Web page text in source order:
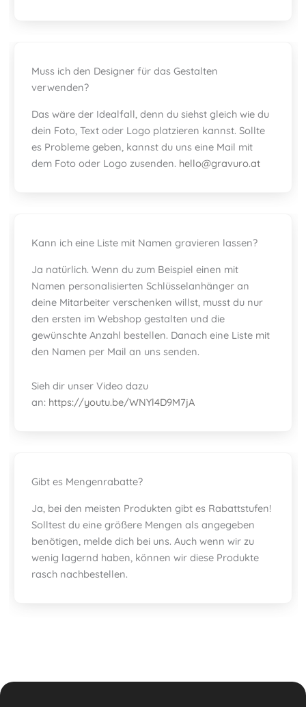
Muss ich den Designer für das Gestalten
verwenden?
Das wäre der Idealfall, denn du siehst gleich wie du
dein Foto, Text oder Logo platzieren kannst. Sollte
es Probleme geben, kannst du uns eine Mail mit
dem Foto oder Logo zusenden. hello@gravuro.at
Kann ich eine Liste mit Namen gravieren lassen?
Ja natürlich. Wenn du zum Beispiel einen mit
Namen personalisierten Schlüsselanhänger an
deine Mitarbeiter verschenken willst, musst du nur
den ersten im Webshop gestalten und die
gewünschte Anzahl bestellen. Danach eine Liste mit
den Namen per Mail an uns senden.
Sieh dir unser Video dazu
an: https://youtu.be/WNYl4D9M7jA
Gibt es Mengenrabatte?
Ja, bei den meisten Produkten gibt es Rabattstufen!
Solltest du eine größere Mengen als angegeben
benötigen, melde dich bei uns. Auch wenn wir zu
wenig lagernd haben, können wir diese Produkte
rasch nachbestellen.